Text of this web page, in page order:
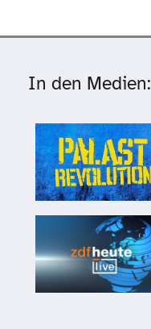
In den Medien: